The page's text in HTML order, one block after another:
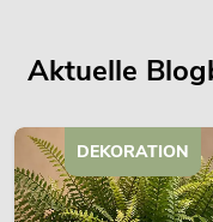
Aktuelle
DEKORATION